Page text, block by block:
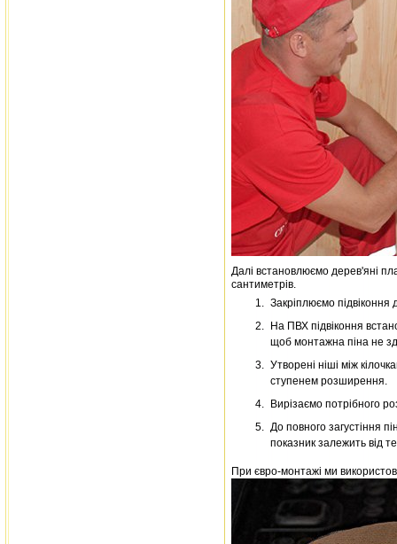
Далі встановлюємо дерев'яні
сантиметрів.
Закріплюємо підвіконня
На ПВХ підвіконня
щоб монтажна піна не
Утворені ніші між
ступенем розширення.
Вирізаємо потрібного
До повного загустіння
показник залежить від
При євро-монтажі ми